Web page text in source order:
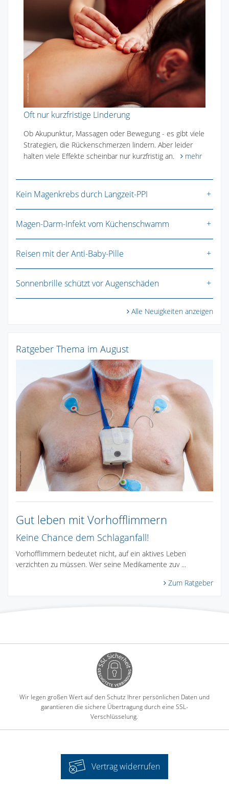
Oft nur kurzfristige Linderung
Ob Akupunktur, Massagen oder Bewegung - es gibt viele
Strategien, die Rückenschmerzen lindern. Aber leider
halten viele Effekte scheinbar nur kurzfristig an.
mehr
Kein Magenkrebs durch Langzeit-PPI
Magen-Darm-Infekt vom Küchenschwamm
Reisen mit der Anti-Baby-Pille
Sonnenbrille schützt vor Augenschäden
Alle Neuigkeiten anzeigen
Ratgeber Thema im August
Gut leben mit Vorhofflimmern
Keine Chance dem Schlaganfall!
Vorhofflimmern bedeutet nicht, auf ein aktives Leben
verzichten zu müssen. Wer seine Medikamente zuv ...
Zum Ratgeber
Wir legen großen Wert auf den Schutz Ihrer persönlichen Daten und
garantieren die sichere Übertragung durch eine SSL-
Verschlüsselung.
Vertrag widerrufen